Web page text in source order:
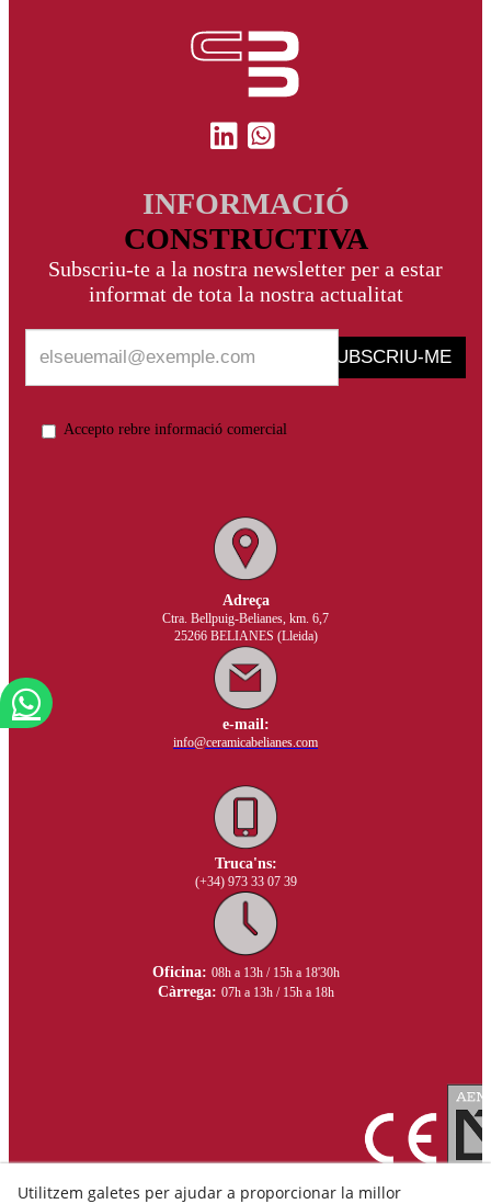
INFORMACIÓ
CONSTRUCTIVA
Subscriu-te a la nostra newsletter per a estar
informat de tota la nostra actualitat
SUBSCRIU-ME
Accepto rebre informació comercial
Adreça
Ctra. Bellpuig-Belianes, km. 6,7
25266 BELIANES (Lleida)
e-mail:
info@ceramicabelianes.com
Truca'ns:
(+34) 973 33 07 39
Oficina: 08h a 13h / 15h a 18'30h
Càrrega: 07h a 13h / 15h a 18h
Utilitzem galetes per ajudar a proporcionar la millor